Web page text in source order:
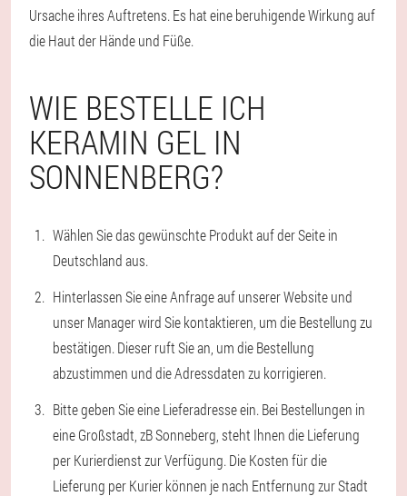
Ursache ihres Auftretens. Es hat eine beruhigende Wirkung auf
die Haut der Hände und Füße.
WIE BESTELLE ICH
KERAMIN GEL IN
SONNENBERG?
Wählen Sie das gewünschte Produkt auf der Seite in
Deutschland aus.
Hinterlassen Sie eine Anfrage auf unserer Website und
unser Manager wird Sie kontaktieren, um die Bestellung zu
bestätigen. Dieser ruft Sie an, um die Bestellung
abzustimmen und die Adressdaten zu korrigieren.
Bitte geben Sie eine Lieferadresse ein. Bei Bestellungen in
eine Großstadt, zB Sonneberg, steht Ihnen die Lieferung
per Kurierdienst zur Verfügung. Die Kosten für die
Lieferung per Kurier können je nach Entfernung zur Stadt